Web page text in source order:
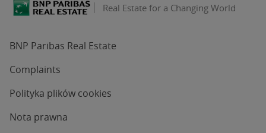
Real Estate for a Changing World
BNP Paribas Real Estate
Complaints
Polityka plików cookies
Nota prawna